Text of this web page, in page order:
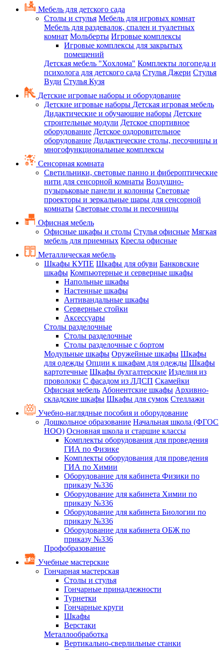
Мебель для детского сада
Столы и стулья Мебель для игровых комнат
Мебель для раздевалок, спален и туалетных
комнат Мольберты Игровые комплексы
Игровые комплексы для закрытых
помещений
Детская мебель "Хохлома" Комплекты логопеда и
психолога для детского сада Стулья Джери Стулья
Вуди Стулья Кузя
Детские игровые наборы и оборудование
Детские игровые наборы Детская игровая мебель
Дидактические и обучающие наборы Детские
строительные модули Детское спортивное
оборудование Детское оздоровительное
оборудование Дидактические столы, песочницы и
многофункциональные комплексы
Сенсорная комната
Светильники, световые панно и фибероптические
нити для сенсорной комнаты Воздушно-
пузырьковые панели и колонны Световые
проекторы и зеркальные шары для сенсорной
комнаты Световые столы и песочницы
Офисная мебель
Офисные шкафы и столы Стулья офисные Мягкая
мебель для приемных Кресла офисные
Металлическая мебель
Шкафы КУПЕ Шкафы для обуви Банковские
шкафы Компьютерные и серверные шкафы
Напольные шкафы
Настенные шкафы
Антивандальные шкафы
Серверные стойки
Аксессуары
Столы разделочные
Столы разделочные
Столы разделочные с бортом
Модульные шкафы Оружейные шкафы Шкафы
для одежды Опции к шкафам для одежды Шкафы
картотечные Шкафы бухгалтерские Изделия из
проволоки С фасадом из ЛДСП Скамейки
Офисная мебель Абонентские шкафы Архивно-
складские шкафы Шкафы для сумок Стеллажи
Учебно-наглядные пособия и оборудование
Дошкольное образование Начальная школа (ФГОС
НОО) Основная школа и старшие классы
Комплекты оборудования для проведения
ГИА по Физике
Комплекты оборудования для проведения
ГИА по Химии
Оборудование для кабинета Физики по
приказу №336
Оборудование для кабинета Химии по
приказу №336
Оборудование для кабинета Биологии по
приказу №336
Оборудование для кабинета ОБЖ по
приказу №336
Профобразование
Учебные мастерские
Гончарная мастерская
Столы и стулья
Гончарные принадлежности
Турнетки
Гончарные круги
Шкафы
Верстаки
Металлообработка
Вертикально-сверлильные станки